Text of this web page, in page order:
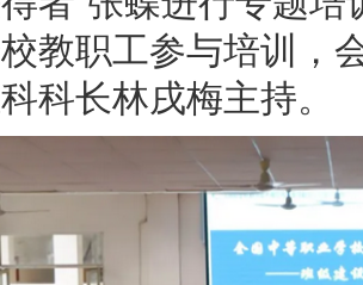
教职工参与培训，
科长林戌梅主持。